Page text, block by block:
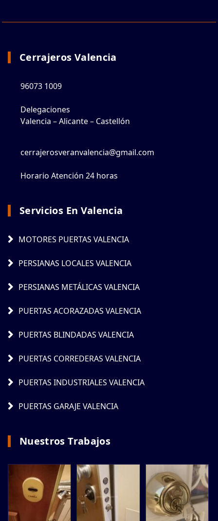
Cerrajeros Valencia
96073 1009
Delegaciones
Valencia – Alicante – Castellón
cerrajerosveranvalencia@gmail.com
Horario Atención 24 horas
Servicios En Valencia
MOTORES PUERTAS VALENCIA
PERSIANAS LOCALES VALENCIA
PERSIANAS METÁLICAS VALENCIA
PUERTAS ACORAZADAS VALENCIA
PUERTAS BLINDADAS VALENCIA
PUERTAS CORREDERAS VALENCIA
PUERTAS INDUSTRIALES VALENCIA
PUERTAS GARAJE VALENCIA
Nuestros Trabajos